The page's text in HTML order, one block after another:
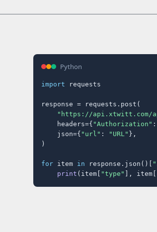
Python
import requests
response = requests.post(
"https://api.xtwitt.com/
    headers={
"Authorization" :
    json={
"url" : "URL" },
)
for item in response.json()[
print (item[ "type" ], item[